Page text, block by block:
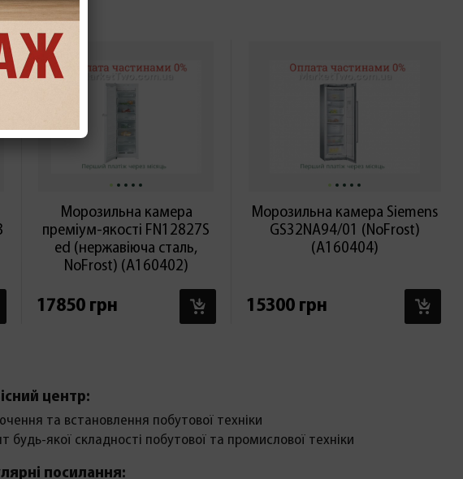
В КОШИК
Морозильна камера
преміум-якості FN12827S
ed (нержавіюча сталь,
NoFrost) (А160402)
17850 грн
В КОШИК
Морозильна камера Siemens
GS32NA94/01 (NoFrost)
(А160404)
15300 грн
центр:
та встановлення побутової техніки
будь-якої складності побутової та промислової техніки
посилання: